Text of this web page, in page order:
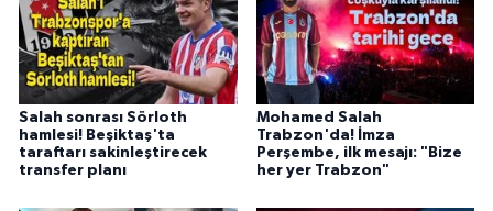
Salah sonrası Sörloth
hamlesi! Beşiktaş'ta
taraftarı sakinleştirecek
transfer planı
Mohamed Salah
Trabzon'da! İmza
Perşembe, ilk mesajı: "Bize
her yer Trabzon"